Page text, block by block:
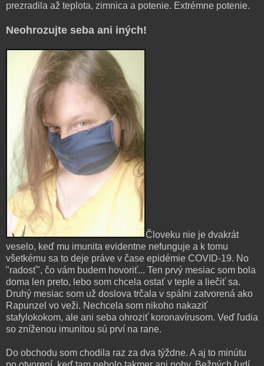
prezradila až teplota, zimnica a potenie. Extrémne potenie.
Neohrozujte seba ani iných!
Človeku nie je dvakrát
veselo, keď mu imunita evidentne nefunguje a k tomu
všetkému sa to deje práve v čase epidémie COVID-19. No
"radosť", čo vám budem hovoriť... Ten prvý mesiac som bola
doma len preto, lebo som chcela ostať v teple a liečiť sa.
Druhý mesiac som už doslova trčala v spálni zatvorená ako
Rapunzel vo veži. Nechcela som nikoho nakaziť
stafylokokom, ale ani seba ohroziť koronavírusom. Veď ľudia
so zníženou imunitou sú prví na rane.
Do obchodu som chodila raz za dva týždne. A aj to minútu